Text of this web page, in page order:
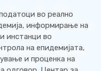
во реално
информирање на
инстанци во
на епидемијата,
и проценка на